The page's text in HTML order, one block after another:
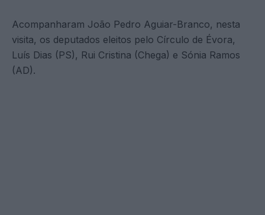
Acompanharam João Pedro Aguiar-Branco, nesta
visita, os deputados eleitos pelo Círculo de Évora,
Luís Dias (PS), Rui Cristina (Chega) e Sónia Ramos
(AD).